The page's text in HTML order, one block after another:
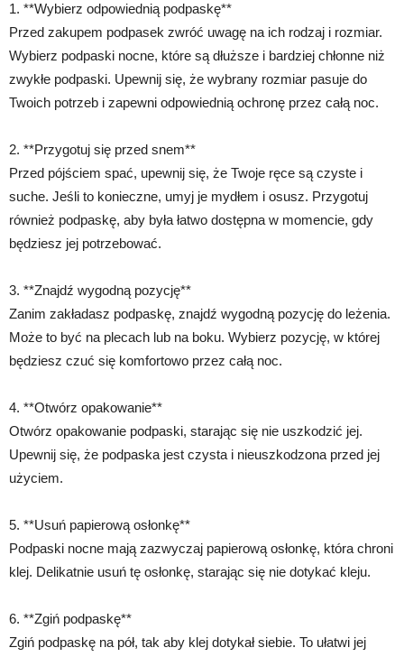
1. **Wybierz odpowiednią podpaskę**
Przed zakupem podpasek zwróć uwagę na ich rodzaj i rozmiar.
Wybierz podpaski nocne, które są dłuższe i bardziej chłonne niż
zwykłe podpaski. Upewnij się, że wybrany rozmiar pasuje do
Twoich potrzeb i zapewni odpowiednią ochronę przez całą noc.
2. **Przygotuj się przed snem**
Przed pójściem spać, upewnij się, że Twoje ręce są czyste i
suche. Jeśli to konieczne, umyj je mydłem i osusz. Przygotuj
również podpaskę, aby była łatwo dostępna w momencie, gdy
będziesz jej potrzebować.
3. **Znajdź wygodną pozycję**
Zanim zakładasz podpaskę, znajdź wygodną pozycję do leżenia.
Może to być na plecach lub na boku. Wybierz pozycję, w której
będziesz czuć się komfortowo przez całą noc.
4. **Otwórz opakowanie**
Otwórz opakowanie podpaski, starając się nie uszkodzić jej.
Upewnij się, że podpaska jest czysta i nieuszkodzona przed jej
użyciem.
5. **Usuń papierową osłonkę**
Podpaski nocne mają zazwyczaj papierową osłonkę, która chroni
klej. Delikatnie usuń tę osłonkę, starając się nie dotykać kleju.
6. **Zgiń podpaskę**
Zgiń podpaskę na pół, tak aby klej dotykał siebie. To ułatwi jej